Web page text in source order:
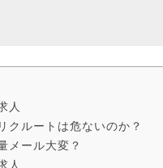
人
クルートは危ないのか？
メール大変？
人